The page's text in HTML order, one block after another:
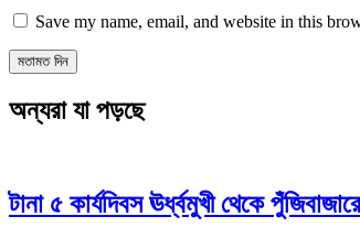
Save my name, email, and website in this
অন্যরা যা পড়ছে
টানা ৫ কার্যদিবস ঊর্ধ্বমুখী থেকে